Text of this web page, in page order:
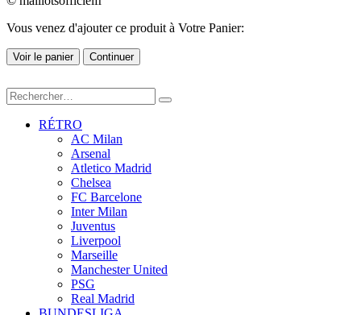
Vous venez d'ajouter ce produit à Votre Panier:
Voir le panier Continuer
RÉTRO
AC Milan
Arsenal
Atletico Madrid
Chelsea
FC Barcelone
Inter Milan
Juventus
Liverpool
Marseille
Manchester United
PSG
Real Madrid